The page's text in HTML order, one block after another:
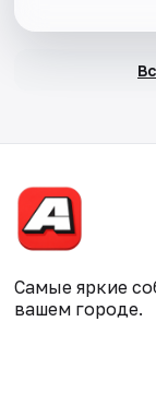
Самые яркие
вашем городе.